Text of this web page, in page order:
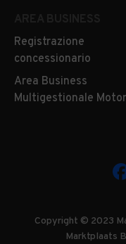
Registrazione
concessionario
Area Business
Multigestionale
Copyright © 2023
Marktplaats